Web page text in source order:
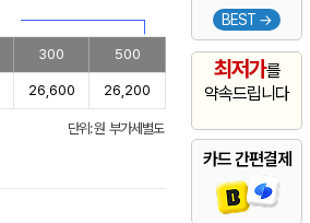
BEST →
최저가를
약속드립니다
카드 간편결제
300 500
26,600 26,200
단위: 원 부가세별도